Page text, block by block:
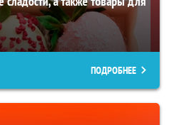
ПОДРОБНЕЕ